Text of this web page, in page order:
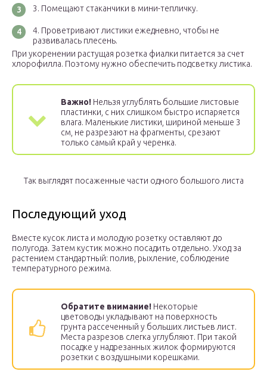
Помещают стаканчики в мини-тепличку.
Проветривают листики ежедневно, чтобы не
развивалась плесень.
При укоренении растущая розетка фиалки питается за счет
хлорофилла. Поэтому нужно обеспечить подсветку листика.
Важно! Нельзя углублять большие листовые
пластинки, с них слишком быстро испаряется
влага. Маленькие листики, шириной меньше 3
см, не разрезают на фрагменты, срезают
только самый край у черенка.
Так выглядят посаженные части одного большого листа
Последующий уход
Вместе кусок листа и молодую розетку оставляют до
полугода. Затем кустик можно посадить отдельно. Уход за
растением стандартный: полив, рыхление, соблюдение
температурного режима.
Обратите внимание! Некоторые
цветоводы укладывают на поверхность
грунта рассеченный у больших листьев лист.
Места разрезов слегка углубляют. При такой
посадке у надрезанных жилок формируются
розетки с воздушными корешками.